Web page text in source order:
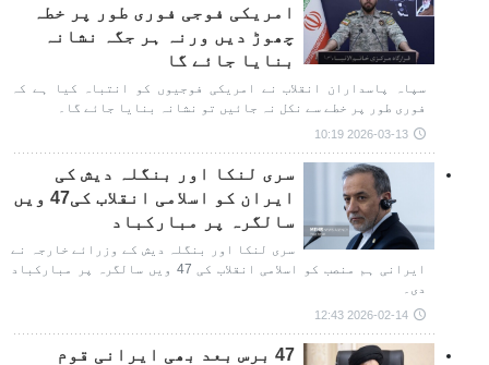
امریکی فوجی فوری طور پر خطہ
چھوڑ دیں ورنہ ہر جگہ نشانہ
بنایا جائے گا
سپاہ پاسداران انقلاب نے امریکی فوجیوں کو انتباہ کیا ہے کہ
فوری طور پر خطے سے نکل نہ جائیں تو نشانہ بنایا جائے گا۔
2026-03-13 10:19
سری لنکا اور بنگلہ دیش کی
ایران کو اسلامی انقلاب کی47 ویں
سالگرہ پر مبارکباد
سری لنکا اور بنگلہ دیش کے وزرائے خارجہ نے
ایرانی ہم منصب کو اسلامی انقلاب کی 47 ویں سالگرہ پر مبارکباد
دی۔
2026-02-14 12:43
47 برس بعد بھی ایرانی قوم